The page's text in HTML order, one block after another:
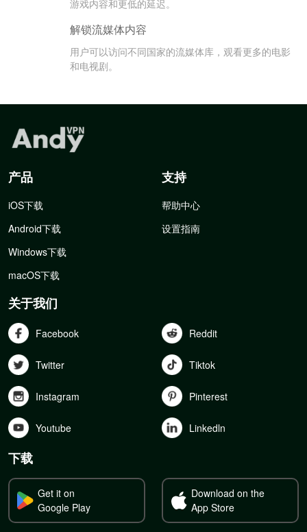
游戏内容和更低的延迟。
解锁流媒体内容
用户可以访问不同国家的流媒体库，观看更多的电影
和电视剧。
产品
iOS下载
Android下载
Windows下载
macOS下载
支持
帮助中心
设置指南
关于我们
Facebook Reddit
Twitter Tiktok
Instagram Pinterest
Youtube Linkedln
下载
Get it on
Google Play
Download on the
App Store